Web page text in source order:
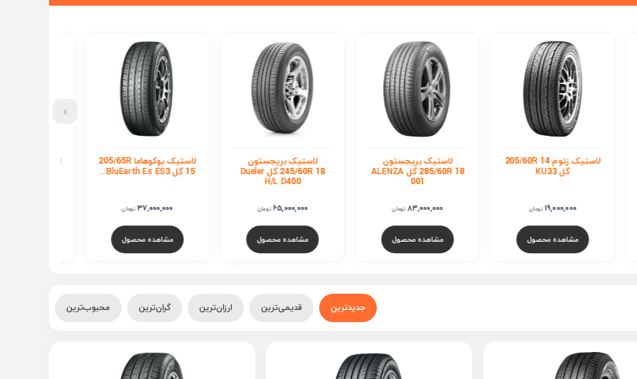
لاستیک زتوم 205/60R 14
گل KU33
19,000,000 تومان
مشاهده محصول
لاستیک بریجستون
285/60R 18 گل ALENZA
001
83,000,000 تومان
مشاهده محصول
لاستیک بریجستون
245/60R 18 گل Dueler
H/L D400
65,000,000 تومان
مشاهده محصول
لاستیک یوکوهاما 205/65R
15 گل BluEarth Es ES3...
37,000,000 تومان
مشاهده محصول
›
جدیدترین قدیمی‌ترین ارزان‌ترین گران‌ترین محبوب‌ترین